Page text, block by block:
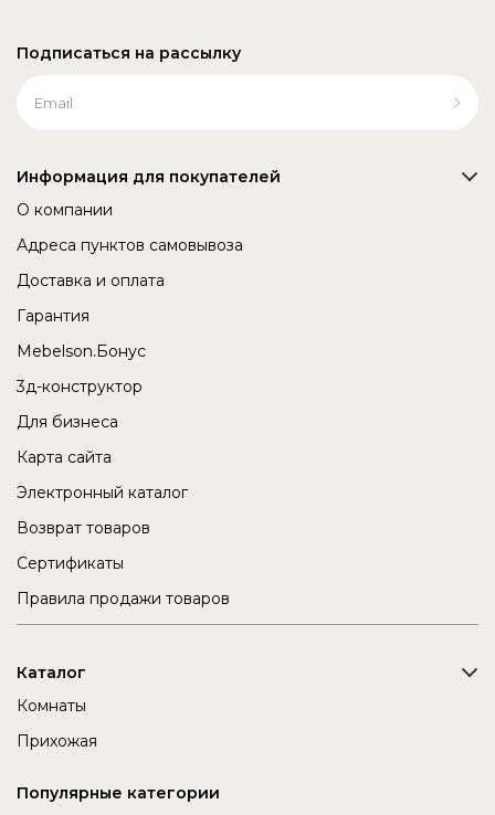
Подписаться на рассылку
Информация для покупателей
О компании
Адреса пунктов самовывоза
Доставка и оплата
Гарантия
Mebelson.Бонус
3д-конструктор
Для бизнеса
Карта сайта
Электронный каталог
Возврат товаров
Сертификаты
Правила продажи товаров
Каталог
Комнаты
Прихожая
Популярные категории